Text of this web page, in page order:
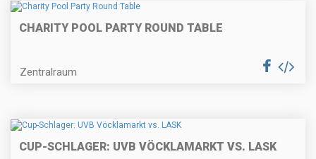
CHARITY POOL PARTY ROUND TABLE
Zentralraum
CUP-SCHLAGER: UVB VÖCKLAMARKT VS. LASK